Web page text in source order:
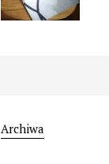
Archiwa